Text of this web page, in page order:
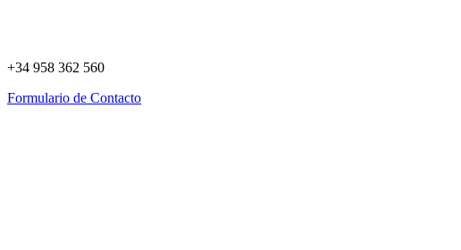
+34 958 362 560
Formulario de Contacto